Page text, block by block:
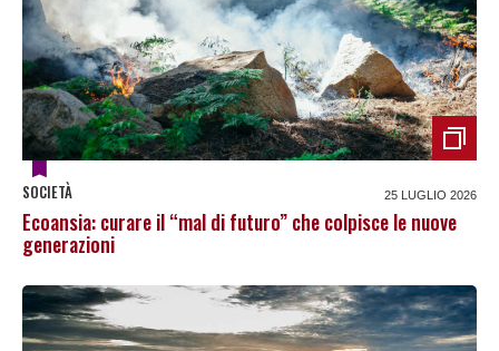
SOCIETÀ 25 LUGLIO 2026
Ecoansia: curare il “mal di futuro” che colpisce le nuove
generazioni